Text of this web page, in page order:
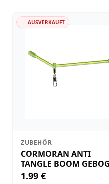
AUSVERKAUFT
ZUBEHÖR
CORMORAN ANTI
TANGLE BOOM
12CM
1.99 €